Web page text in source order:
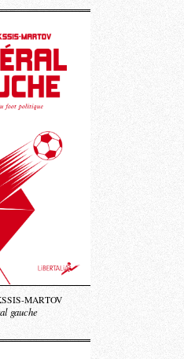
MARTOV
gauche